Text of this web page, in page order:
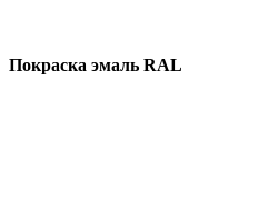
Покраска эмаль RAL